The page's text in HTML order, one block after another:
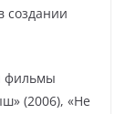
создании
фильмы
(2006), «Не